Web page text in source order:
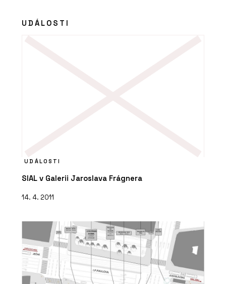
UDÁLOSTI
UDÁLOSTI
SIAL v Galerii Jaroslava Frágnera
14. 4. 2011